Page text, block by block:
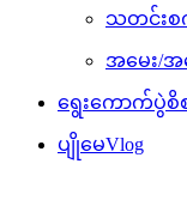
သတင်းစ
အမေး/အ
ရွေးကောက်ပွဲစိ
ပျိုမေVlog